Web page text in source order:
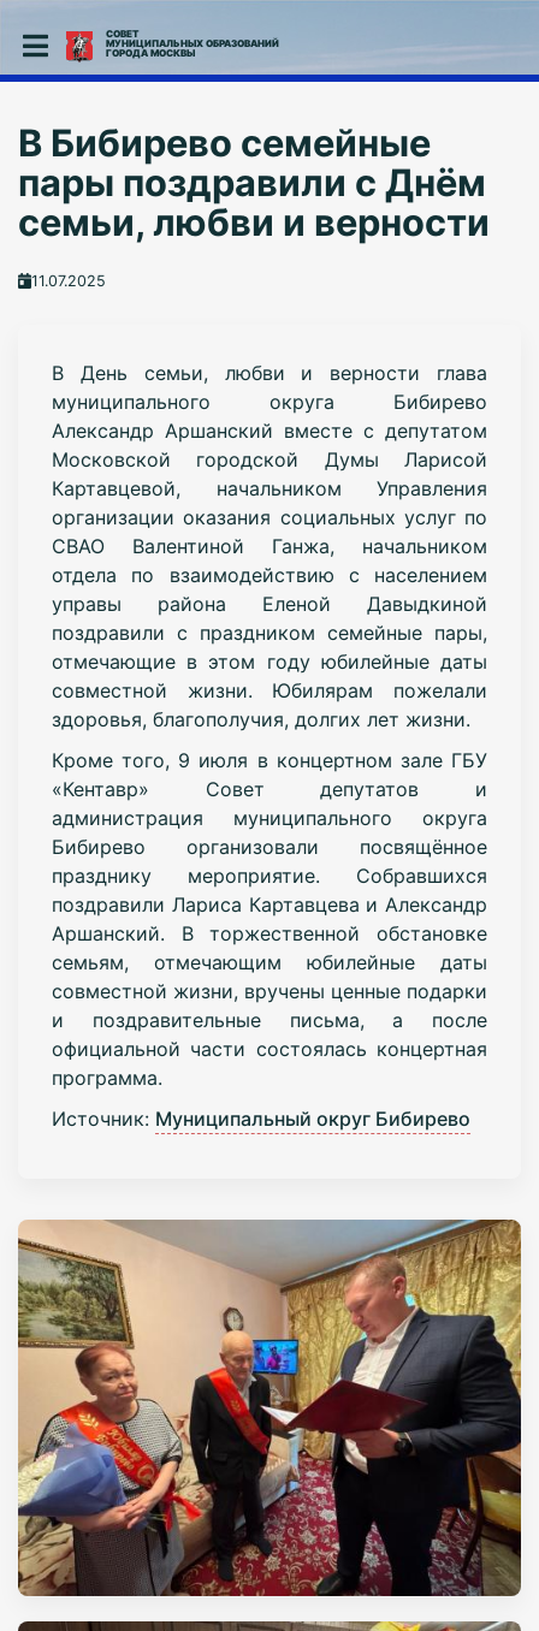
СОВЕТ
МУНИЦИПАЛЬНЫХ ОБРАЗОВАНИЙ
ГОРОДА МОСКВЫ
В Бибирево семейные
пары поздравили с Днём
семьи, любви и верности
11.07.2025
В День семьи, любви и верности глава
муниципального округа Бибирево
Александр Аршанский вместе с депутатом
Московской городской Думы Ларисой
Картавцевой, начальником Управления
организации оказания социальных услуг по
СВАО Валентиной Ганжа, начальником
отдела по взаимодействию с населением
управы района Еленой Давыдкиной
поздравили с праздником семейные пары,
отмечающие в этом году юбилейные даты
совместной жизни. Юбилярам пожелали
здоровья, благополучия, долгих лет жизни.
Кроме того, 9 июля в концертном зале ГБУ
«Кентавр» Совет депутатов и
администрация муниципального округа
Бибирево организовали посвящённое
празднику мероприятие. Собравшихся
поздравили Лариса Картавцева и Александр
Аршанский. В торжественной обстановке
семьям, отмечающим юбилейные даты
совместной жизни, вручены ценные подарки
и поздравительные письма, а после
официальной части состоялась концертная
программа.
Источник: Муниципальный округ Бибирево